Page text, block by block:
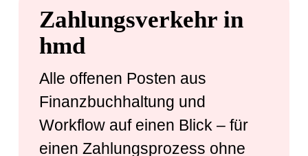
Zahlungsverkehr in
hmd
Alle offenen Posten aus
Finanzbuchhaltung und
Workflow auf einen Blick – für
einen Zahlungsprozess ohne